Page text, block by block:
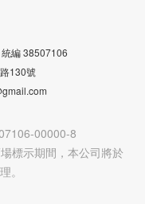
統編38507106
130號
00000-8
標示期間，本公司將於
。